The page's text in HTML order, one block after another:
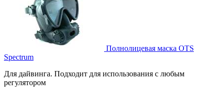
Полнолицевая маска OTS
Spectrum
Для дайвинга. Подходит для использования с любым
регулятором